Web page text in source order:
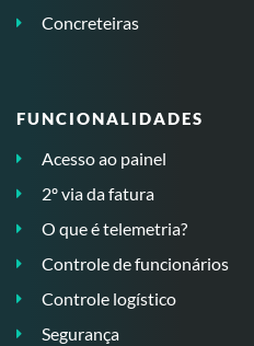
Concreteiras
FUNCIONALIDADES
Acesso ao painel
2º via da fatura
O que é telemetria?
Controle de funcionários
Controle logístico
Segurança